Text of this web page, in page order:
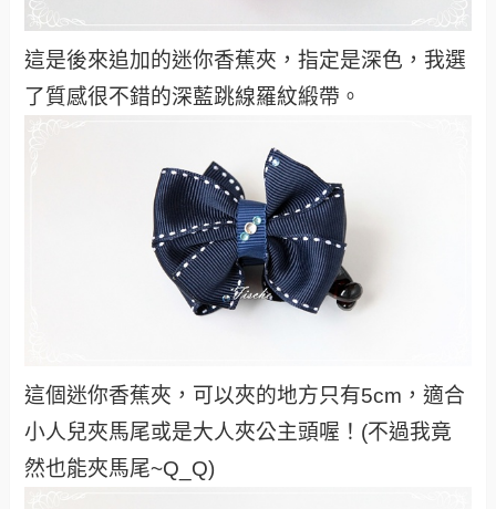
這是後來追加的迷你香蕉夾，指定是深色，我選
了質感很不錯的深藍跳線羅紋緞帶。
這個迷你香蕉夾，可以夾的地方只有5cm，適合
小人兒夾馬尾或是大人夾公主頭喔！(不過我竟
然也能夾馬尾~Q_Q)